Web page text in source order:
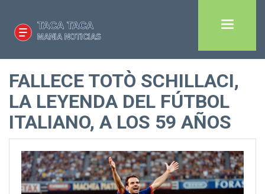
FALLECE TOTÒ SCHILLACI,
LA LEYENDA DEL FÚTBOL
ITALIANO, A LOS 59 AÑOS